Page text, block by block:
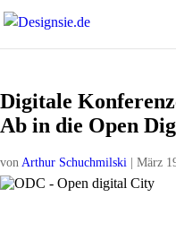
Digitale
Ab in die Open
von Arthur Schuchmilski März